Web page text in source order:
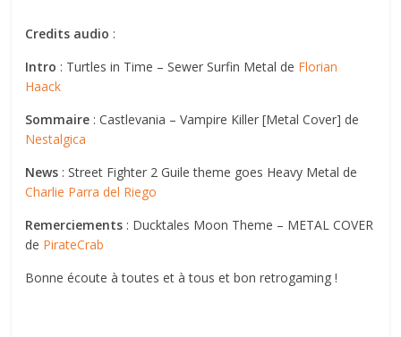
Credits audio :
Intro : Turtles in Time – Sewer Surfin Metal de Florian
Haack
Sommaire : Castlevania – Vampire Killer [Metal Cover] de
Nestalgica
News : Street Fighter 2 Guile theme goes Heavy Metal de
Charlie Parra del Riego
Remerciements : Ducktales Moon Theme – METAL COVER
de PirateCrab
Bonne écoute à toutes et à tous et bon retrogaming !